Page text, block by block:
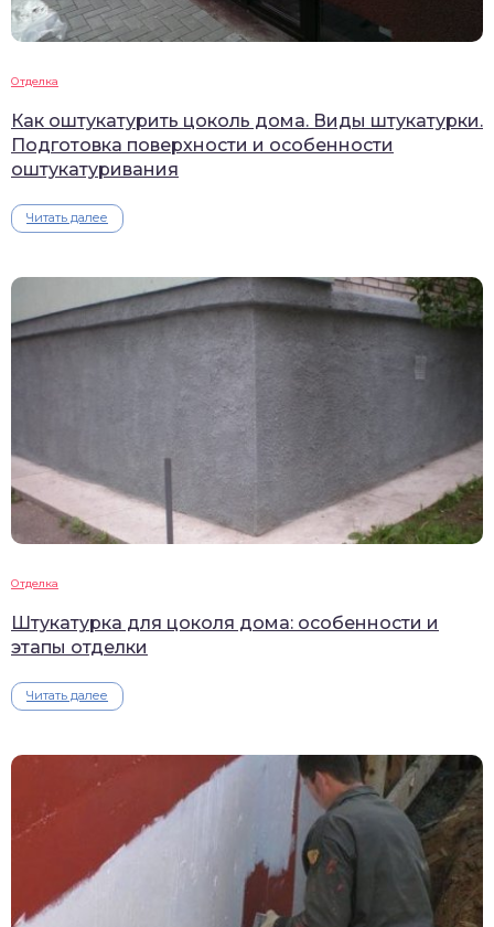
Отделка
Как оштукатурить цоколь дома. Виды штукатурки.
Подготовка поверхности и особенности
оштукатуривания
Читать далее
Отделка
Штукатурка для цоколя дома: особенности и
этапы отделки
Читать далее